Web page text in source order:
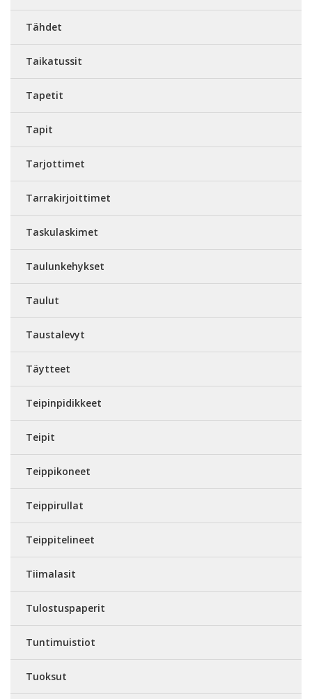
Tähdet
Taikatussit
Tapetit
Tapit
Tarjottimet
Tarrakirjoittimet
Taskulaskimet
Taulunkehykset
Taulut
Taustalevyt
Täytteet
Teipinpidikkeet
Teipit
Teippikoneet
Teippirullat
Teippitelineet
Tiimalasit
Tulostuspaperit
Tuntimuistiot
Tuoksut